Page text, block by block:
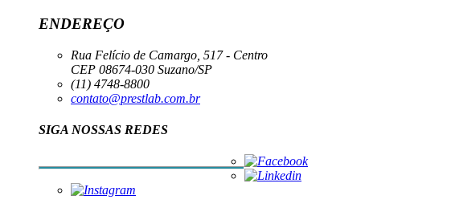
ENDEREÇO
Rua Felício de Camargo, 517 - Centro
CEP 08674-030 Suzano/SP
(11) 4748-8800
contato@prestlab.com.br
SIGA NOSSAS REDES